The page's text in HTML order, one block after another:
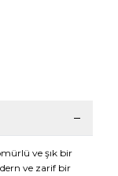
ve şık bir
ve zarif bir